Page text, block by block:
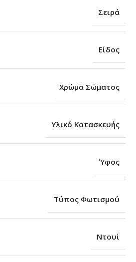
Σειρά
Είδος
Χρώμα Σώματος
Υλικό Κατασκευής
Ύφος
Τύπος Φωτισμού
Ντουί